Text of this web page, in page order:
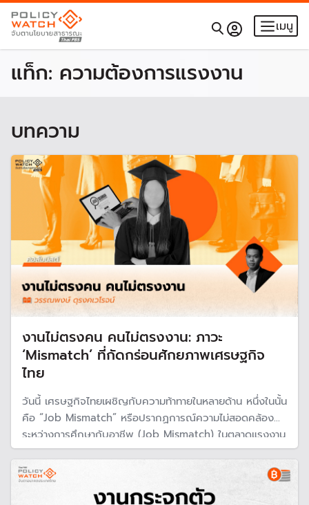
เมนู
แท็ก: ความต้องการแรงงาน
บทความ
งานไม่ตรงคน คนไม่ตรงงาน: ภาวะ
‘Mismatch’ ที่กัดกร่อนศักยภาพเศรษฐกิจ
ไทย
วันนี้ เศรษฐกิจไทยเผชิญกับความท้าทายในหลายด้าน หนึ่งในนั้น
คือ “Job Mismatch” หรือปรากฏการณ์ความไม่สอดคล้อง
ระหว่างการศึกษากับอาชีพ (Job Mismatch) ในตลาดแรงงาน